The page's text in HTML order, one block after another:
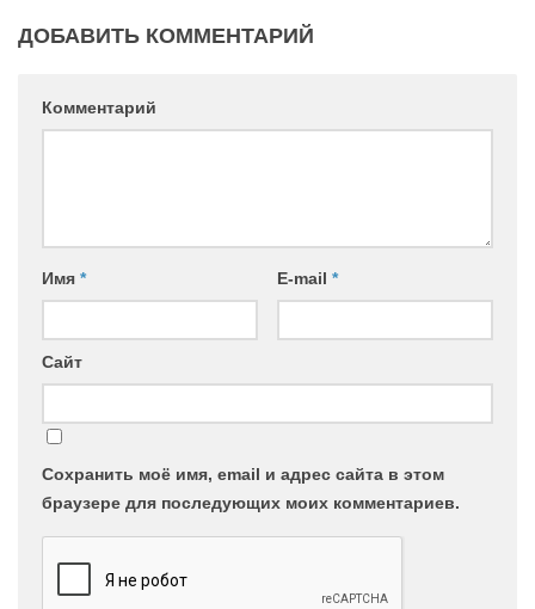
ДОБАВИТЬ КОММЕНТАРИЙ
Комментарий
Имя * E-mail *
Сайт
Сохранить моё имя, email и адрес сайта в этом
браузере для последующих моих комментариев.